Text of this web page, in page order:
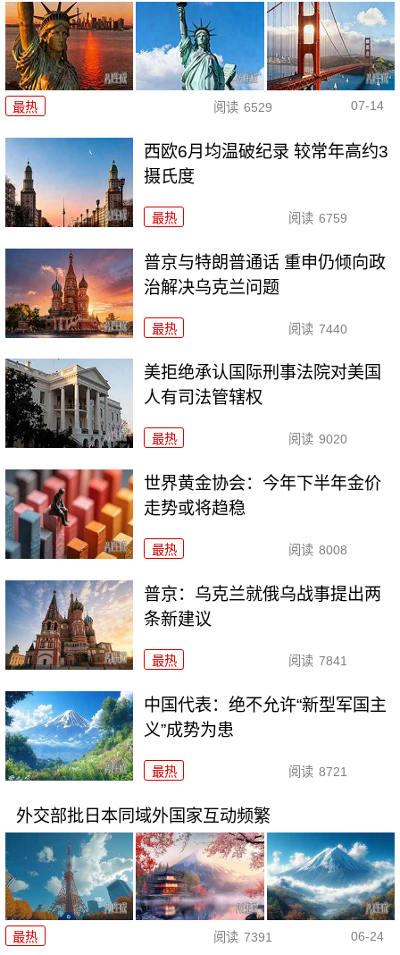
最热 阅读 6529 07-14
西欧6月均温破纪录 较常年高约3
摄氏度
最热 阅读 6759
普京与特朗普通话 重申仍倾向政
治解决乌克兰问题
最热 阅读 7440
美拒绝承认国际刑事法院对美国
人有司法管辖权
最热 阅读 9020
世界黄金协会：今年下半年金价
走势或将趋稳
最热 阅读 8008
普京：乌克兰就俄乌战事提出两
条新建议
最热 阅读 7841
中国代表：绝不允许“新型军国主
义”成势为患
最热 阅读 8721
外交部批日本同域外国家互动频繁
最热 阅读 7391 06-24